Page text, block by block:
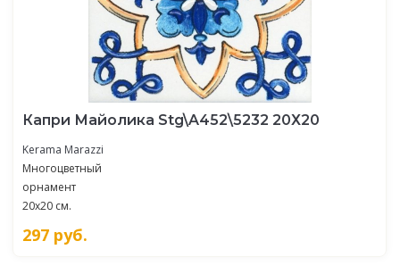
Капри Майолика Stg\A452\5232 20Х20
Kerama Marazzi
Многоцветный
орнамент
20x20 см.
297 руб.